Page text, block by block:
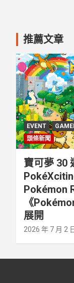
推薦文章
EVENT
頭條新聞
寶可夢 30
Pokémon
《
展開
2026 年 7 月 2